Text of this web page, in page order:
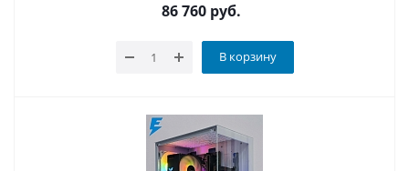
86 760 руб.
В корзину